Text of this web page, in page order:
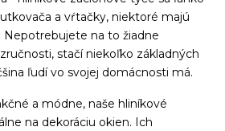
a vŕtačky, niektoré majú
Nepotrebujete na to žiadne
stačí niekoľko základných
ľudí vo svojej domácnosti má.
a módne, naše hliníkové
na dekoráciu okien. Ich